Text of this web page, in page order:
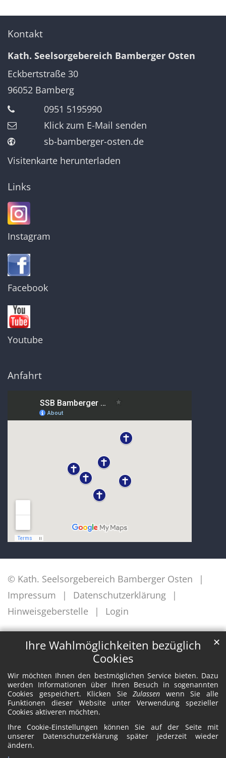
Ihre Wahlmöglichkeiten bezüglich
Cookies
Wir möchten Ihnen den bestmöglichen Service bieten. Dazu
werden Informationen über Ihren Besuch in sogenannten
Cookies gespeichert. Klicken SieZulassen wenn Sie alle
Funktionen dieser Website unter Verwendung spezieller
Cookies aktiveren möchten.
Ihre Cookie-Einstellungen können Sie auf der Seite mit
unserer Datenschutzerklärung später jederzeit wieder
ändern.
✕
Kontakt
Kath. Seelsorgebereich Bamberger Osten
Eckbertstraße 30
96052 Bamberg
0951 5195990
Klick zum E-Mail senden
sb-bamberger-osten.de
Visitenkarte herunterladen
Links
Instagram
Facebook
Youtube
Anfahrt
© Kath. Seelsorgebereich Bamberger Osten
Impressum
Datenschutzerklärung
Hinweisgeberstelle
Login